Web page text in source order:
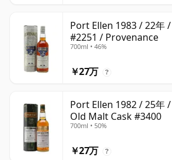
Port Ellen 1983 / 22年
#2251 / Provenance
700ml • 46%
￥27万 ?
Port Ellen 1982 / 25年
Old Malt Cask #3400
700ml • 50%
￥27万 ?